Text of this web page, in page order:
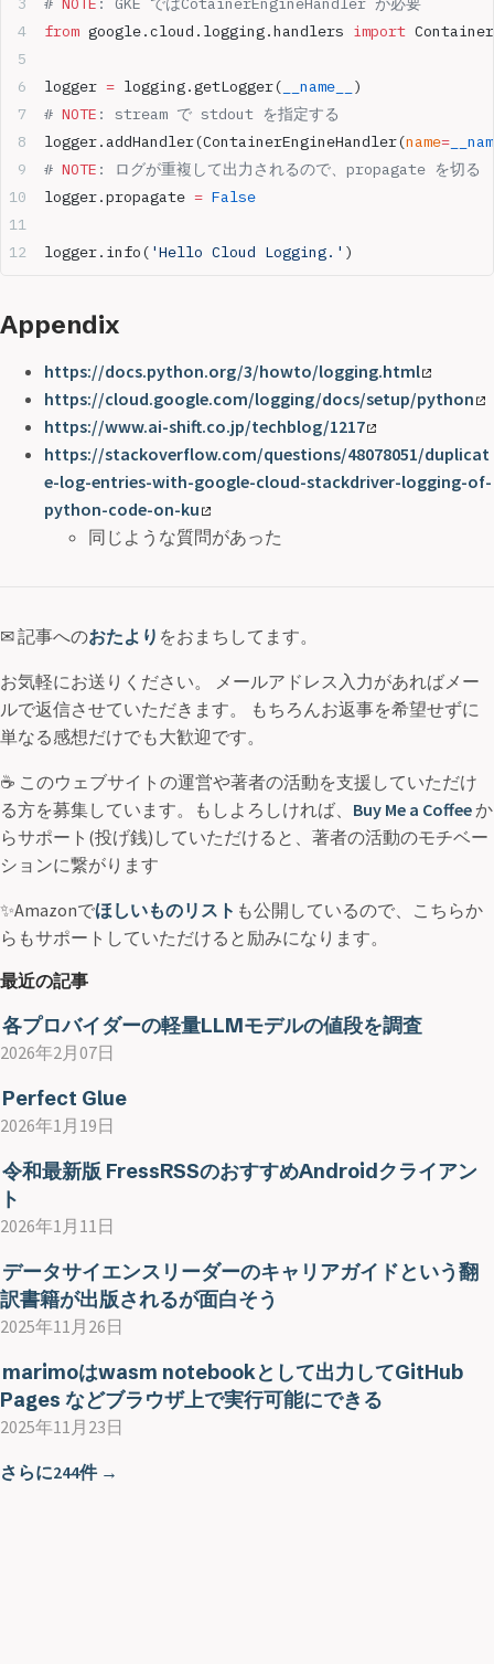
from google.cloud.logging.handlers import
logger = logging.getLogger( __name__
)
# NOTE : stream で stdout を指定する
logger.addHandler(ContainerEngineHandler(name=
# NOTE : ログが重複して出力されるので、propagate を切る
logger.propagate = False
logger.info( 'Hello Cloud Logging.' )
Appendix
https://docs.python.org/3/howto/logging.html
https://cloud.google.com/logging/docs/setup/python
https://www.ai-shift.co.jp/techblog/1217
https://stackoverflow.com/questions/48078051/duplicat
e-log-entries-with-google-cloud-stackdriver-logging-of-
python-code-on-ku
同じような質問があった
✉ 記事へのおたより をおまちしてます。
お気軽にお送りください。 メールアドレス入力があればメー
ルで返信させていただきます。 もちろんお返事を希望せずに
単なる感想だけでも大歓迎です。
☕ このウェブサイトの運営や著者の活動を支援していただけ
る方を募集しています。もしよろしければ、 Buy Me a Coffeeか
らサポート(投げ銭)していただけると、著者の活動のモチベー
ションに繋がります
✨Amazonでほしいものリスト も公開しているので、こちらか
らもサポートしていただけると励みになります。
最近の記事
各プロバイダーの軽量LLMモデルの値段を調査
2026年2月07日
Perfect Glue
2026年1月19日
令和最新版 FressRSSのおすすめAndroidクライアン
ト
2026年1月11日
データサイエンスリーダーのキャリアガイドという翻
訳書籍が出版されるが面白そう
2025年11月26日
marimoはwasm notebookとして出力してGitHub
Pages などブラウザ上で実行可能にできる
2025年11月23日
さらに244件 →